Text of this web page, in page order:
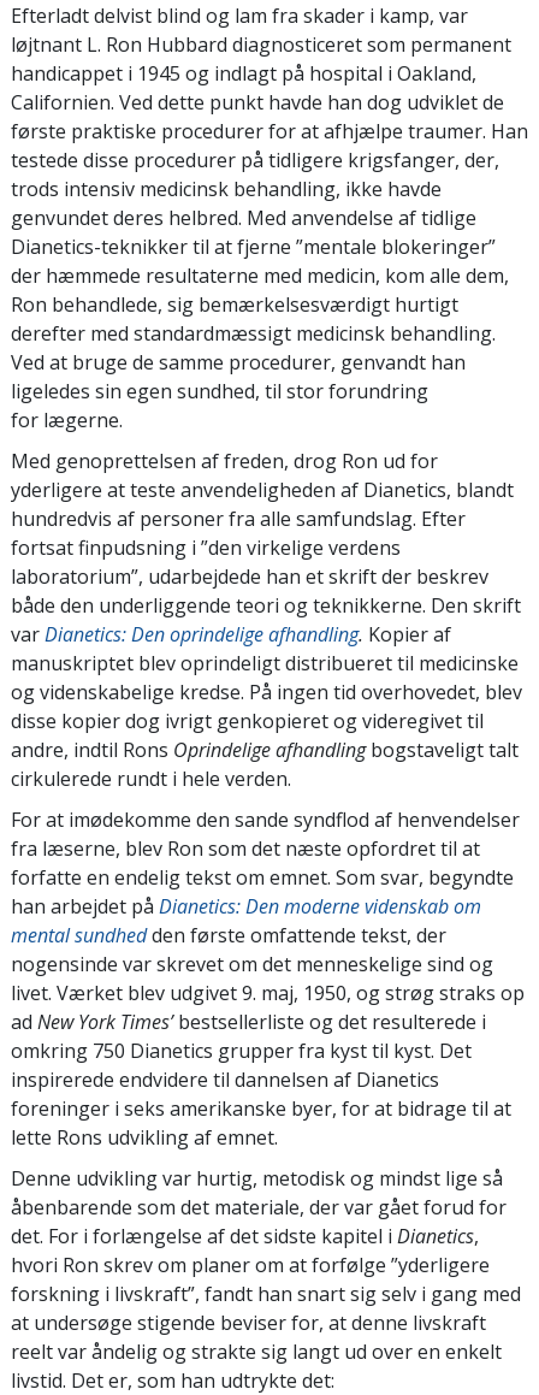
Efterladt delvist blind og lam fra skader i kamp, var
løjtnant L. Ron Hubbard diagnosticeret som permanent
handicappet i 1945 og indlagt på hospital i Oakland,
Californien. Ved dette punkt havde han dog udviklet de
første praktiske procedurer for at afhjælpe traumer. Han
testede disse procedurer på tidligere krigsfanger, der,
trods intensiv medicinsk behandling, ikke havde
genvundet deres helbred. Med anvendelse af tidlige
Dianetics-teknikker til at fjerne ”mentale blokeringer”
der hæmmede resultaterne med medicin, kom alle dem,
Ron behandlede, sig bemærkelsesværdigt hurtigt
derefter med standardmæssigt medicinsk behandling.
Ved at bruge de samme procedurer, genvandt han
ligeledes sin egen sundhed, til stor forundring
for lægerne.
Med genoprettelsen af freden, drog Ron ud for
yderligere at teste anvendeligheden af Dianetics, blandt
hundredvis af personer fra alle samfundslag. Efter
fortsat finpudsning i ”den virkelige verdens
laboratorium”, udarbejdede han et skrift der beskrev
både den underliggende teori og teknikkerne. Den skrift
varDianetics: Den oprindelige afhandling. Kopier af
manuskriptet blev oprindeligt distribueret til medicinske
og videnskabelige kredse. På ingen tid overhovedet, blev
disse kopier dog ivrigt genkopieret og videregivet til
andre, indtil Rons Oprindelige afhandlingbogstaveligt talt
cirkulerede rundt i hele verden.
For at imødekomme den sande syndflod af henvendelser
fra læserne, blev Ron som det næste opfordret til at
forfatte en endelig tekst om emnet. Som svar, begyndte
han arbejdet på Dianetics: Den moderne videnskab om
mental sundhedden første omfattende tekst, der
nogensinde var skrevet om det menneskelige sind og
livet. Værket blev udgivet 9. maj, 1950, og strøg straks op
ad New York Times’bestsellerliste og det resulterede i
omkring 750 Dianetics grupper fra kyst til kyst. Det
inspirerede endvidere til dannelsen af Dianetics
foreninger i seks amerikanske byer, for at bidrage til at
lette Rons udvikling af emnet.
Denne udvikling var hurtig, metodisk og mindst lige så
åbenbarende som det materiale, der var gået forud for
det. For i forlængelse af det sidste kapitel i Dianetics,
hvori Ron skrev om planer om at forfølge ”yderligere
forskning i livskraft”, fandt han snart sig selv i gang med
at undersøge stigende beviser for, at denne livskraft
reelt var åndelig og strakte sig langt ud over en enkelt
livstid. Det er, som han udtrykte det: